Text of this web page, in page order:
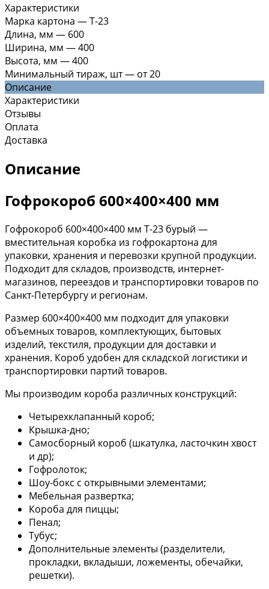
Характеристики
Марка картона —Т-23
Длина, мм — 600
Ширина, мм —400
Высота, мм —400
Минимальный тираж, шт— от 20
Описание
Характеристики
Отзывы
Оплата
Доставка
Описание
Гофрокороб 600×400×400 мм
Гофрокороб 600×400×400 мм Т-23 бурый —
вместительная коробка из гофрокартона для
упаковки, хранения и перевозки крупной продукции.
Подходит для складов, производств, интернет-
магазинов, переездов и транспортировки товаров по
Санкт-Петербургу и регионам.
Размер 600×400×400 мм подходит для упаковки
объемных товаров, комплектующих, бытовых
изделий, текстиля, продукции для доставки и
хранения. Короб удобен для складской логистики и
транспортировки партий товаров.
Мы производим короба различных конструкций:
Четырехклапанный короб;
Крышка-дно;
Самосборный короб (шкатулка, ласточкин хвост
и др);
Гофролоток;
Шоу-бокс с открывными элементами;
Мебельная развертка;
Короба для пиццы;
Пенал;
Тубус;
Дополнительные элементы (разделители,
прокладки, вкладыши, ложементы, обечайки,
решетки).